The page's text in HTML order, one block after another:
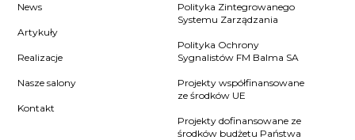
News
Artykuły
Realizacje
Nasze salony
Kontakt
Polityka Zintegrowanego
Systemu Zarządzania
Polityka Ochrony
Sygnalistów FM Balma SA
Projekty współfinansowane
ze środków UE
Projekty dofinansowane ze
środków budżetu Państwa